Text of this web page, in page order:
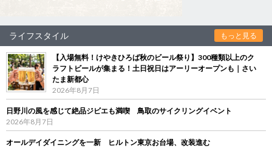
ライフスタイル もっと見る
【入場無料！けやきひろば秋のビール祭り】300種類以上のク
ラフトビールが集まる！土日祝日はアーリーオープンも｜さい
たま新都心
2026年8月7日
日野川の風を感じて絶品ジビエも満喫 鳥取のサイクリングイベント
2026年8月7日
オールデイダイニングを一新 ヒルトン東京お台場、改装進む